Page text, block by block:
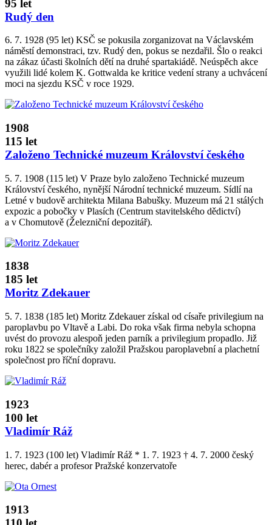
95 let
Rudý den
6. 7. 1928 (95 let) KSČ se pokusila zorganizovat na Václavském
náměstí demonstraci, tzv. Rudý den, pokus se nezdařil. Šlo o reakci
na zákaz účasti školních dětí na druhé spartakiádě. Neúspěch akce
využili lidé kolem K. Gottwalda ke kritice vedení strany a uchvácení
moci na sjezdu KSČ v roce 1929.
1908
115 let
Založeno Technické muzeum Království českého
5. 7. 1908 (115 let) V Praze bylo založeno Technické muzeum
Království českého, nynější Národní technické muzeum. Sídlí na
Letné v budově architekta Milana Babušky. Muzeum má 21 stálých
expozic a pobočky v Plasích (Centrum stavitelského dědictví)
a v Chomutově (Železniční depozitář).
1838
185 let
Moritz Zdekauer
5. 7. 1838 (185 let) Moritz Zdekauer získal od císaře privilegium na
paroplavbu po Vltavě a Labi. Do roka však firma nebyla schopna
uvést do provozu alespoň jeden parník a privilegium propadlo. Již
roku 1822 se společníky založil Pražskou paroplavební a plachetní
společnost pro říční dopravu.
1923
100 let
Vladimír Ráž
1. 7. 1923 (100 let) Vladimír Ráž * 1. 7. 1923 † 4. 7. 2000 český
herec, dabér a profesor Pražské konzervatoře
1913